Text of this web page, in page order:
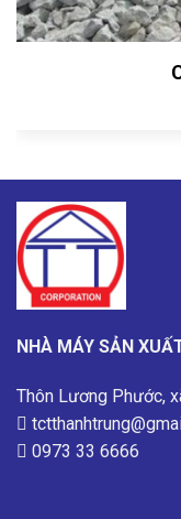
NHÀ MÁY SẢN
Thôn Lương Phước,
0973 33 6666